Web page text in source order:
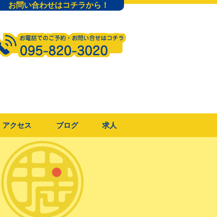
お問い合わせはコチラから！
アクセス ブログ 求人